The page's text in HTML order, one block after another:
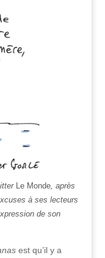
Le Monde, après
à ses lecteurs
de son
est qu’il y a